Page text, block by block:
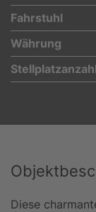
Fahrstuhl
Währung
Stellplatzanzahl
Diese